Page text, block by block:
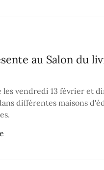
au Salon du
les vendredi 13 février et
différentes maisons